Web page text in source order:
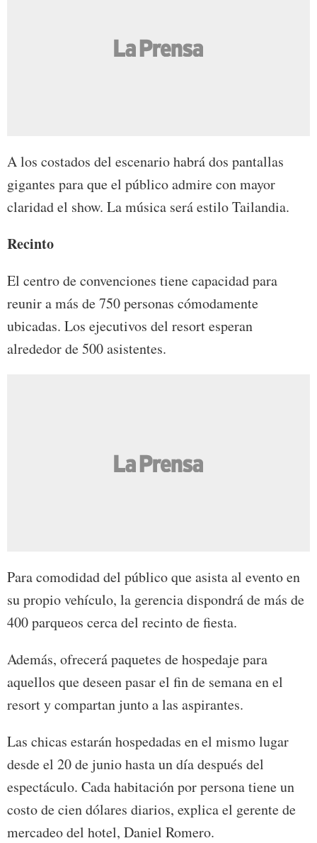
A los costados del escenario habrá dos pantallas
gigantes para que el público admire con mayor
claridad el show. La música será estilo Tailandia.
Recinto
El centro de convenciones tiene capacidad para
reunir a más de 750 personas cómodamente
ubicadas. Los ejecutivos del resort esperan
alrededor de 500 asistentes.
Para comodidad del público que asista al evento en
su propio vehículo, la gerencia dispondrá de más de
400 parqueos cerca del recinto de fiesta.
Además, ofrecerá paquetes de hospedaje para
aquellos que deseen pasar el fin de semana en el
resort y compartan junto a las aspirantes.
Las chicas estarán hospedadas en el mismo lugar
desde el 20 de junio hasta un día después del
espectáculo. Cada habitación por persona tiene un
costo de cien dólares diarios, explica el gerente de
mercadeo del hotel, Daniel Romero.